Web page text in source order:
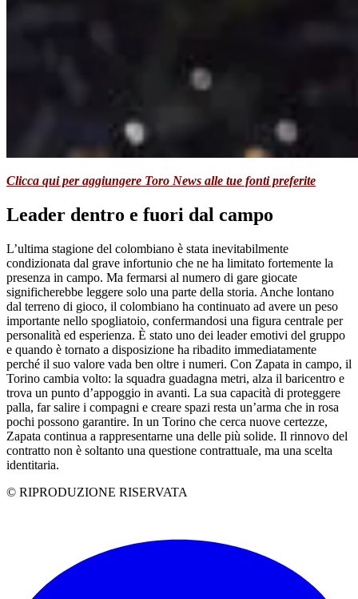
Clicca qui per aggiungere Toro News alle tue fonti preferite
Leader dentro e fuori dal campo
L’ultima stagione del colombiano è stata inevitabilmente
condizionata dal grave infortunio che ne ha limitato fortemente la
presenza in campo. Ma fermarsi al numero di gare giocate
significherebbe leggere solo una parte della storia. Anche lontano
dal terreno di gioco, il colombiano ha continuato ad avere un peso
importante nello spogliatoio, confermandosi una figura centrale per
personalità ed esperienza. È stato uno dei leader emotivi del gruppo
e quando è tornato a disposizione ha ribadito immediatamente
perché il suo valore vada ben oltre i numeri. Con Zapata in campo, il
Torino cambia volto: la squadra guadagna metri, alza il baricentro e
trova un punto d’appoggio in avanti. La sua capacità di proteggere
palla, far salire i compagni e creare spazi resta un’arma che in rosa
pochi possono garantire. In un Torino che cerca nuove certezze,
Zapata continua a rappresentarne una delle più solide. Il rinnovo del
contratto non è soltanto una questione contrattuale, ma una scelta
identitaria.
© RIPRODUZIONE RISERVATA